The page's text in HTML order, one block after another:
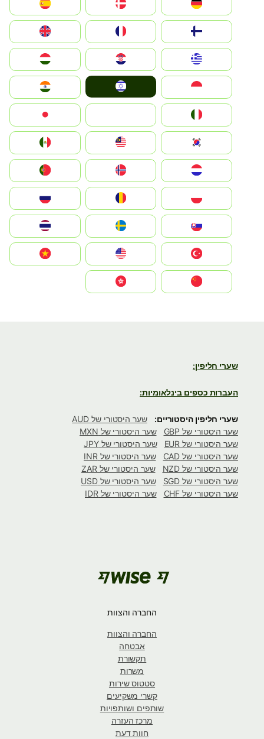
Deutschland
Denmark
United Kingdom
Hrvatska
Magyarország
Indonesia
South Korea
Nederland
Portugal
România
Slovensko
United States
Vietnam
שערי חליפין:
העברות כספים בינלאומיות:
שערי חליפין היסטוריים:
שער היסטורי של AUD
שער היסטורי של GBP
שער היסטורי של MXN
שער היסטורי של EUR
שער היסטורי של JPY
שער היסטורי של CAD
שער היסטורי של INR
שער היסטורי של NZD
שער היסטורי של ZAR
שער היסטורי של SGD
שער היסטורי של USD
שער היסטורי של CHF
שער היסטורי של IDR
החברה והצוות
החברה והצוות
אבטחה
תקשורת
משרות
סטטוס שירות
קשרי משקיעים
שותפים ושותפויות
מרכז העזרה
חוות דעת